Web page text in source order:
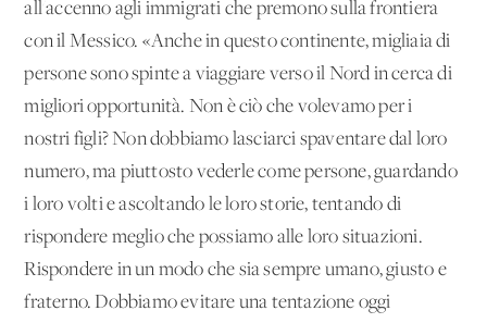
all'accenno agli immigrati che premono sulla frontiera
con il Messico. «Anche in questo continente, migliaia di
persone sono spinte a viaggiare verso il Nord in cerca di
migliori opportunità. Non è ciò che volevamo per i
nostri figli? Non dobbiamo lasciarci spaventare dal loro
numero, ma piuttosto vederle come persone, guardando
i loro volti e ascoltando le loro storie, tentando di
rispondere meglio che possiamo alle loro situazioni.
Rispondere in un modo che sia sempre umano, giusto e
fraterno. Dobbiamo evitare una tentazione oggi